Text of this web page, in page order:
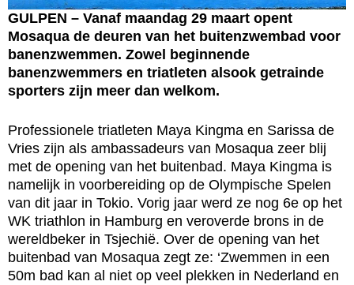
GULPEN – Vanaf maandag 29 maart opent
Mosaqua de deuren van het buitenzwembad voor
banenzwemmen. Zowel beginnende
banenzwemmers en triatleten alsook getrainde
sporters zijn meer dan welkom.
Professionele triatleten Maya Kingma en Sarissa de
Vries zijn als ambassadeurs van Mosaqua zeer blij
met de opening van het buitenbad. Maya Kingma is
namelijk in voorbereiding op de Olympische Spelen
van dit jaar in Tokio. Vorig jaar werd ze nog 6e op het
WK triathlon in Hamburg en veroverde brons in de
wereldbeker in Tsjechië. Over de opening van het
buitenbad van Mosaqua zegt ze: ‘Zwemmen in een
50m bad kan al niet op veel plekken in Nederland en